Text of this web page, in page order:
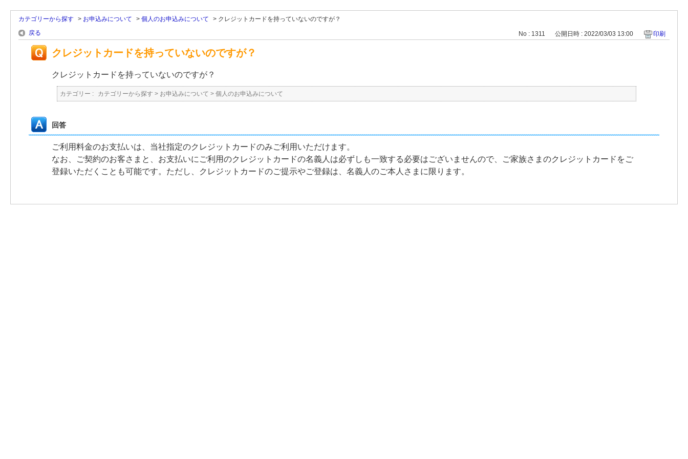
カテゴリーから探す > お申込みについて > 個人のお申込みについて > クレジットカードを持っていないのですが？
戻る
No : 1311 公開日時 : 2022/03/03 13:00 印刷
クレジットカードを持っていないのですが？
クレジットカードを持っていないのですが？
カテゴリー : カテゴリーから探す > お申込みについて > 個人のお申込みについて
回答
ご利用料金のお支払いは、当社指定のクレジットカードのみご利用いただけます。
なお、ご契約のお客さまと、お支払いにご利用のクレジットカードの名義人は必ずしも一致する必要はございませんので、ご家族さまのクレジットカードをご
登録いただくことも可能です。ただし、クレジットカードのご提示やご登録は、名義人のご本人さまに限ります。